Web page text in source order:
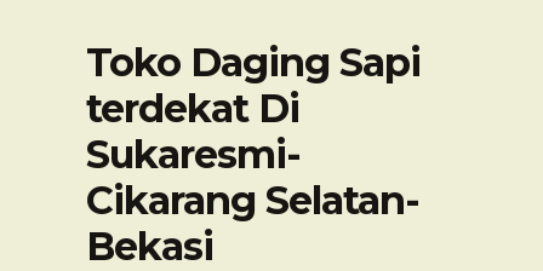
Toko Daging Sapi
terdekat Di
Sukaresmi-
Cikarang Selatan-
Bekasi